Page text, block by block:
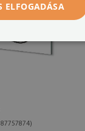
ELFOGADÁSA